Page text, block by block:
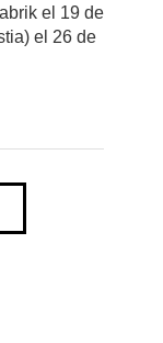
el 19 de
el 26 de